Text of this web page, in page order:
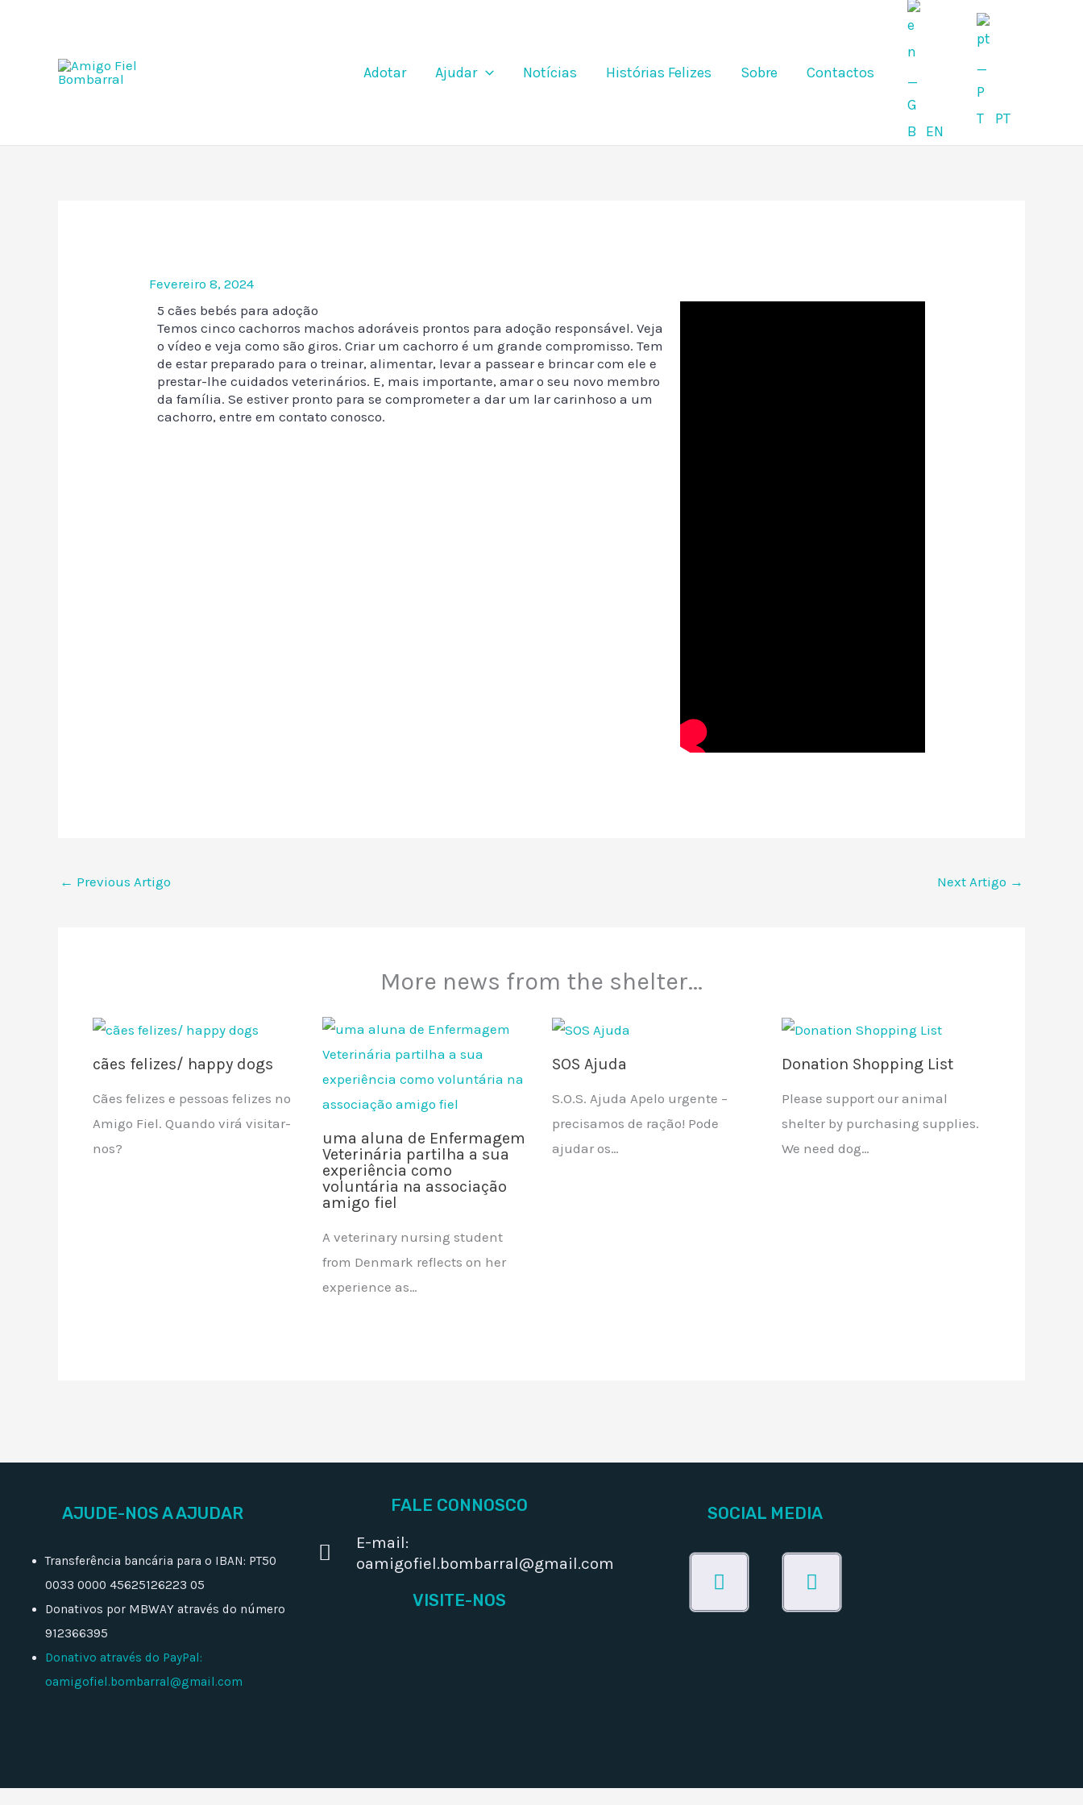
Adotar Ajudar Notícias Histórias Felizes Sobre Contactos
EN
PT
Fevereiro 8, 2024
5 cães bebés para adoção
Temos cinco cachorros machos adoráveis prontos para adoção responsável. Veja
o vídeo e veja como são giros. Criar um cachorro é um grande compromisso. Tem
de estar preparado para o treinar, alimentar, levar a passear e brincar com ele e
prestar-lhe cuidados veterinários. E, mais importante, amar o seu novo membro
da família. Se estiver pronto para se comprometer a dar um lar carinhoso a um
cachorro, entre em contato conosco.
← Previous Artigo Next Artigo →
More news from the shelter...
cães felizes/ happy dogs
Cães felizes e pessoas felizes no
Amigo Fiel. Quando virá visitar-
nos?
uma aluna de Enfermagem
Veterinária partilha a sua
experiência como
voluntária na associação
amigo fiel
A veterinary nursing student
from Denmark reflects on her
experience as…
SOS Ajuda
S.O.S. Ajuda Apelo urgente –
precisamos de ração! Pode
ajudar os…
Donation Shopping List
Please support our animal
shelter by purchasing supplies.
We need dog…
AJUDE-NOS A AJUDAR
Transferência bancária para o IBAN: PT50
0033 0000 45625126223 05
Donativos por MBWAY através do número
912366395
Donativo através do PayPal:
oamigofiel.bombarral@gmail.com
FALE CONNOSCO
E-mail:
oamigofiel.bombarral@gmail.com
VISITE-NOS
SOCIAL MEDIA
Facebook Instagram